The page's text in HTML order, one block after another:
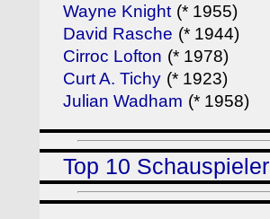
Wayne Knight (* 1955)
David Rasche (* 1944)
Cirroc Lofton (* 1978)
Curt A. Tichy (* 1923)
Julian Wadham (* 1958)
Top 10 Schauspieler